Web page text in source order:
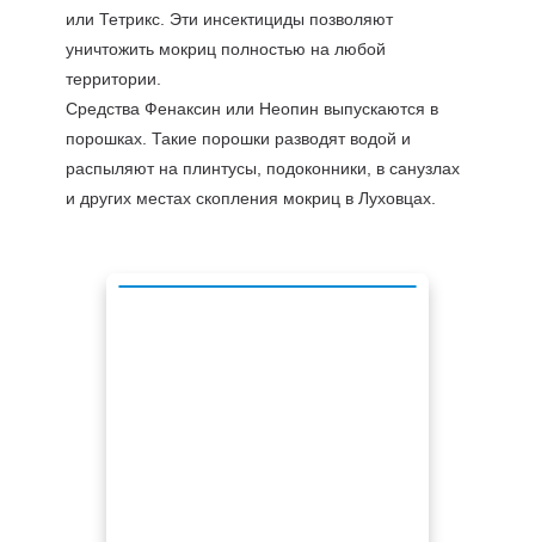
или Тетрикс. Эти инсектициды позволяют
уничтожить мокриц полностью на любой
территории.
Средства Фенаксин или Неопин выпускаются в
порошках. Такие порошки разводят водой и
распыляют на плинтусы, подоконники, в санузлах
и других местах скопления мокриц в Луховцах.